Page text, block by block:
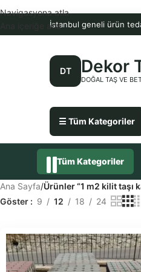
İstanbul geneli ürün
DT Dekor
DOĞAL TAŞ VE
☰ Tüm Kategoriler
Navigasyona atla
Ana içeriğe atla
Tüm Kategoriler
Ana Sayfa/Ürünler “1 m2 kilit taşı
Göster
9 12 18 24